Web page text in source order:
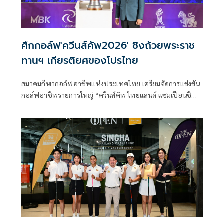
ศึกกอล์ฟ'ควีนส์คัพ2026' ชิงถ้วยพระราช
ทานฯ เกียรติยศของโปรไทย
สมาคมกีฬากอล์ฟอาชีพแห่งประเทศไทย เตรียมจัดการแข่งขัน
กอล์ฟอาชีพรายการใหญ่ “ควีนส์คัพ ไทยแลนด์ แชมเปียนชิพ
พิมลลักษณ พระบรมราชินี พร้อมเงินรางวัลรวม 15 ล้านบาท
ระหว่างวันที่ 2-5 กรกฎาคม 2569 ณ สนามริเวอร์เดล กอล์ฟ
คลับ จังหวัดปทุมธานี